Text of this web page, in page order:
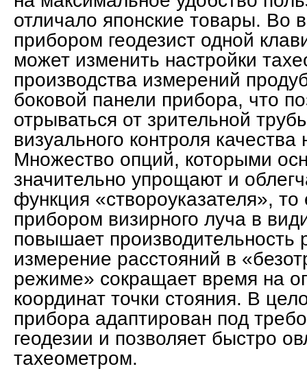
отличало японские товары. Во
прибором геодезист одной
может изменить настройки
производства измерений
боковой панели прибора, что
отрываться от зрительной
визуального контроля
Множество опций, которыми
значительно упрощают и
функция «створоуказателя», то
прибором визирного луча в
повышает производительность
измерение расстояний в
режиме» сокращает время на
координат точки стояния. В
прибора адаптирован под
геодезии и позволяет быстро
тахеометром.